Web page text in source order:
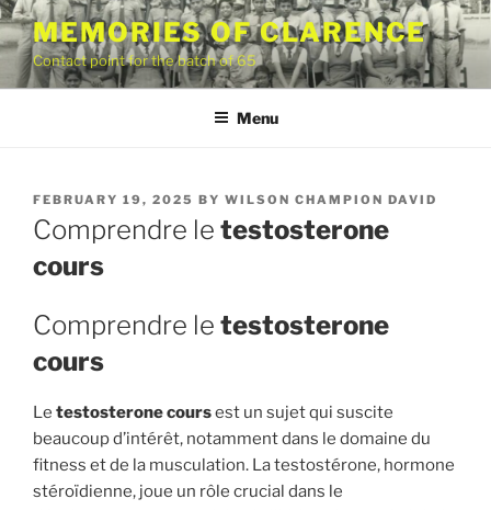
Skip
to
content
MEMORIES OF CLARENCE
Contact point for the batch of 65
Menu
POSTED
ON
FEBRUARY 19, 2025 BY WILSON CHAMPION DAVID
Comprendre le testosterone
cours
Comprendre le testosterone
cours
Le testosterone coursest un sujet qui suscite
beaucoup d’intérêt, notamment dans le domaine du
fitness et de la musculation. La testostérone, hormone
stéroïdienne, joue un rôle crucial dans le